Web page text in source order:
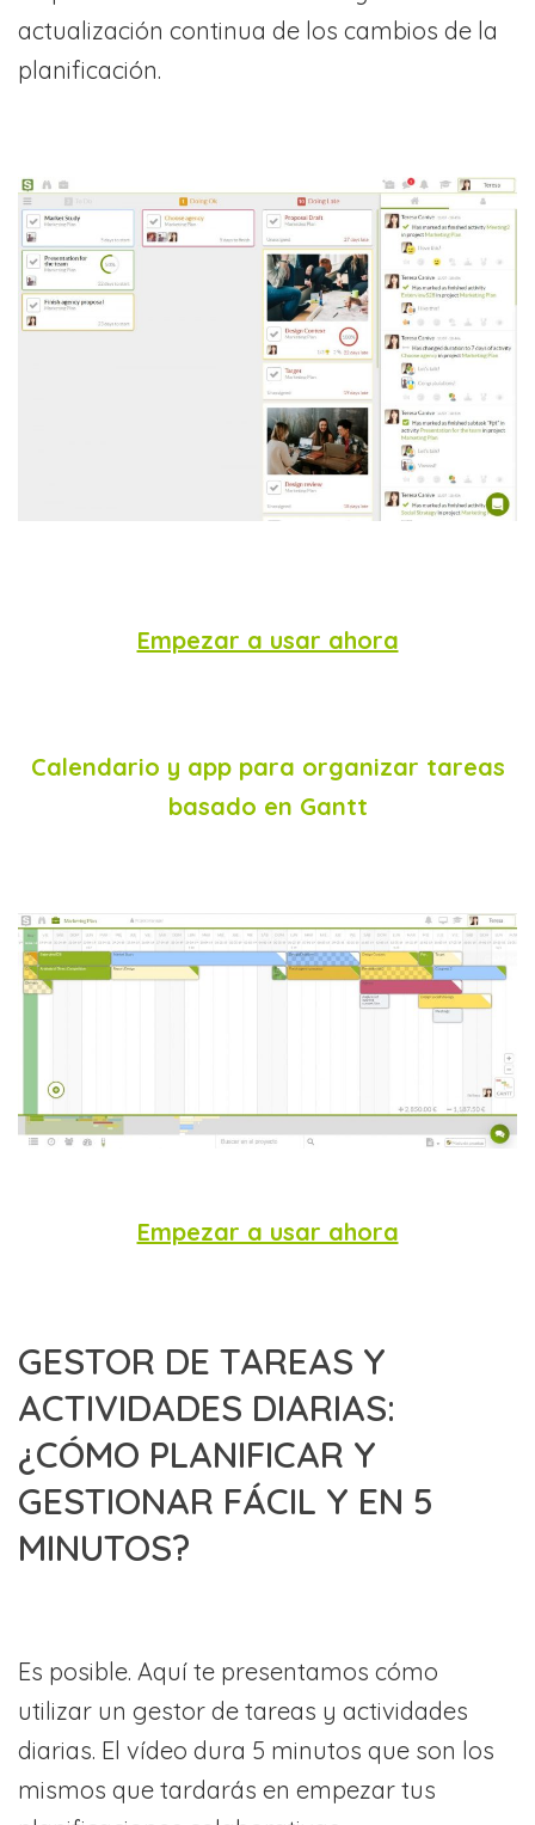
actualización continua de los cambios de la
planificación.
Empezar a usar ahora
Calendario y app para organizar tareas
basado en Gantt
Empezar a usar ahora
GESTOR DE TAREAS Y
ACTIVIDADES DIARIAS:
¿CÓMO PLANIFICAR Y
GESTIONAR FÁCIL Y EN 5
MINUTOS?
Es posible. Aquí te presentamos cómo
utilizar un gestor de tareas y actividades
diarias. El vídeo dura 5 minutos que son los
mismos que tardarás en empezar tus